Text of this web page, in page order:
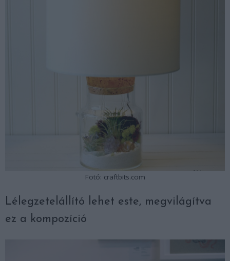
Fotó: craftbits.com
Lélegzetelállító lehet este, megvilágítva
ez a kompozíció